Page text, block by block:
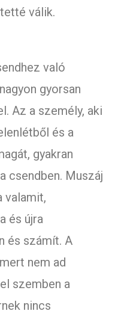
válik.
való
gyorsan
Az a személy, aki
és a
gyakran
csendben. Muszáj
valamit,
és újra
és számít. A
nem ad
szemben a
nincs